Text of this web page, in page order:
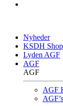
Nyheder
KSDH Shop
Lyden AGF
AGF
AGF
AGF